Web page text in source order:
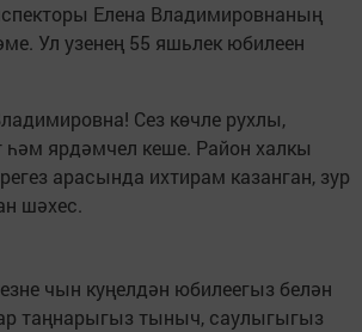
Елена Владимировнаның
Ул узенең 55 яшьлек юбилеен
Сез көчле рухлы,
һәм ярдәмчел кеше. Район халкы
арасында ихтирам казанган, зур
шәхес.
чын куңелдән юбилеегыз белән
таңнарыгыз тыныч, саулыгыгыз